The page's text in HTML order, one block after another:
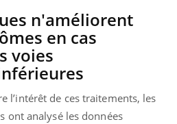
n'améliorent
en cas
voies
l’intérêt de ces traitements, les
ont analysé les données